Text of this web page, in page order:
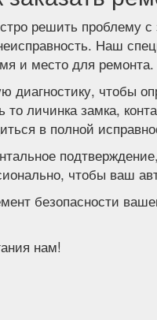
решить проблему
Наш
и место для ремонта.
диагностику, чтобы
личинка замка,
в полной
чтобы ваш
безопасности
нам!